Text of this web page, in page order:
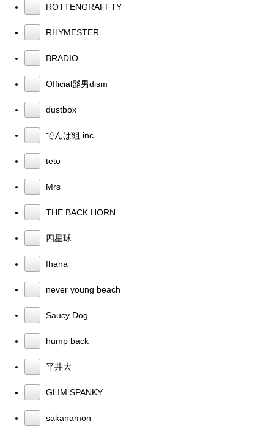
ROTTENGRAFFTY
RHYMESTER
BRADIO
Official髭男dism
dustbox
でんぱ組.inc
teto
Mrs
THE BACK HORN
四星球
fhana
never young beach
Saucy Dog
hump back
平井大
GLIM SPANKY
sakanamon